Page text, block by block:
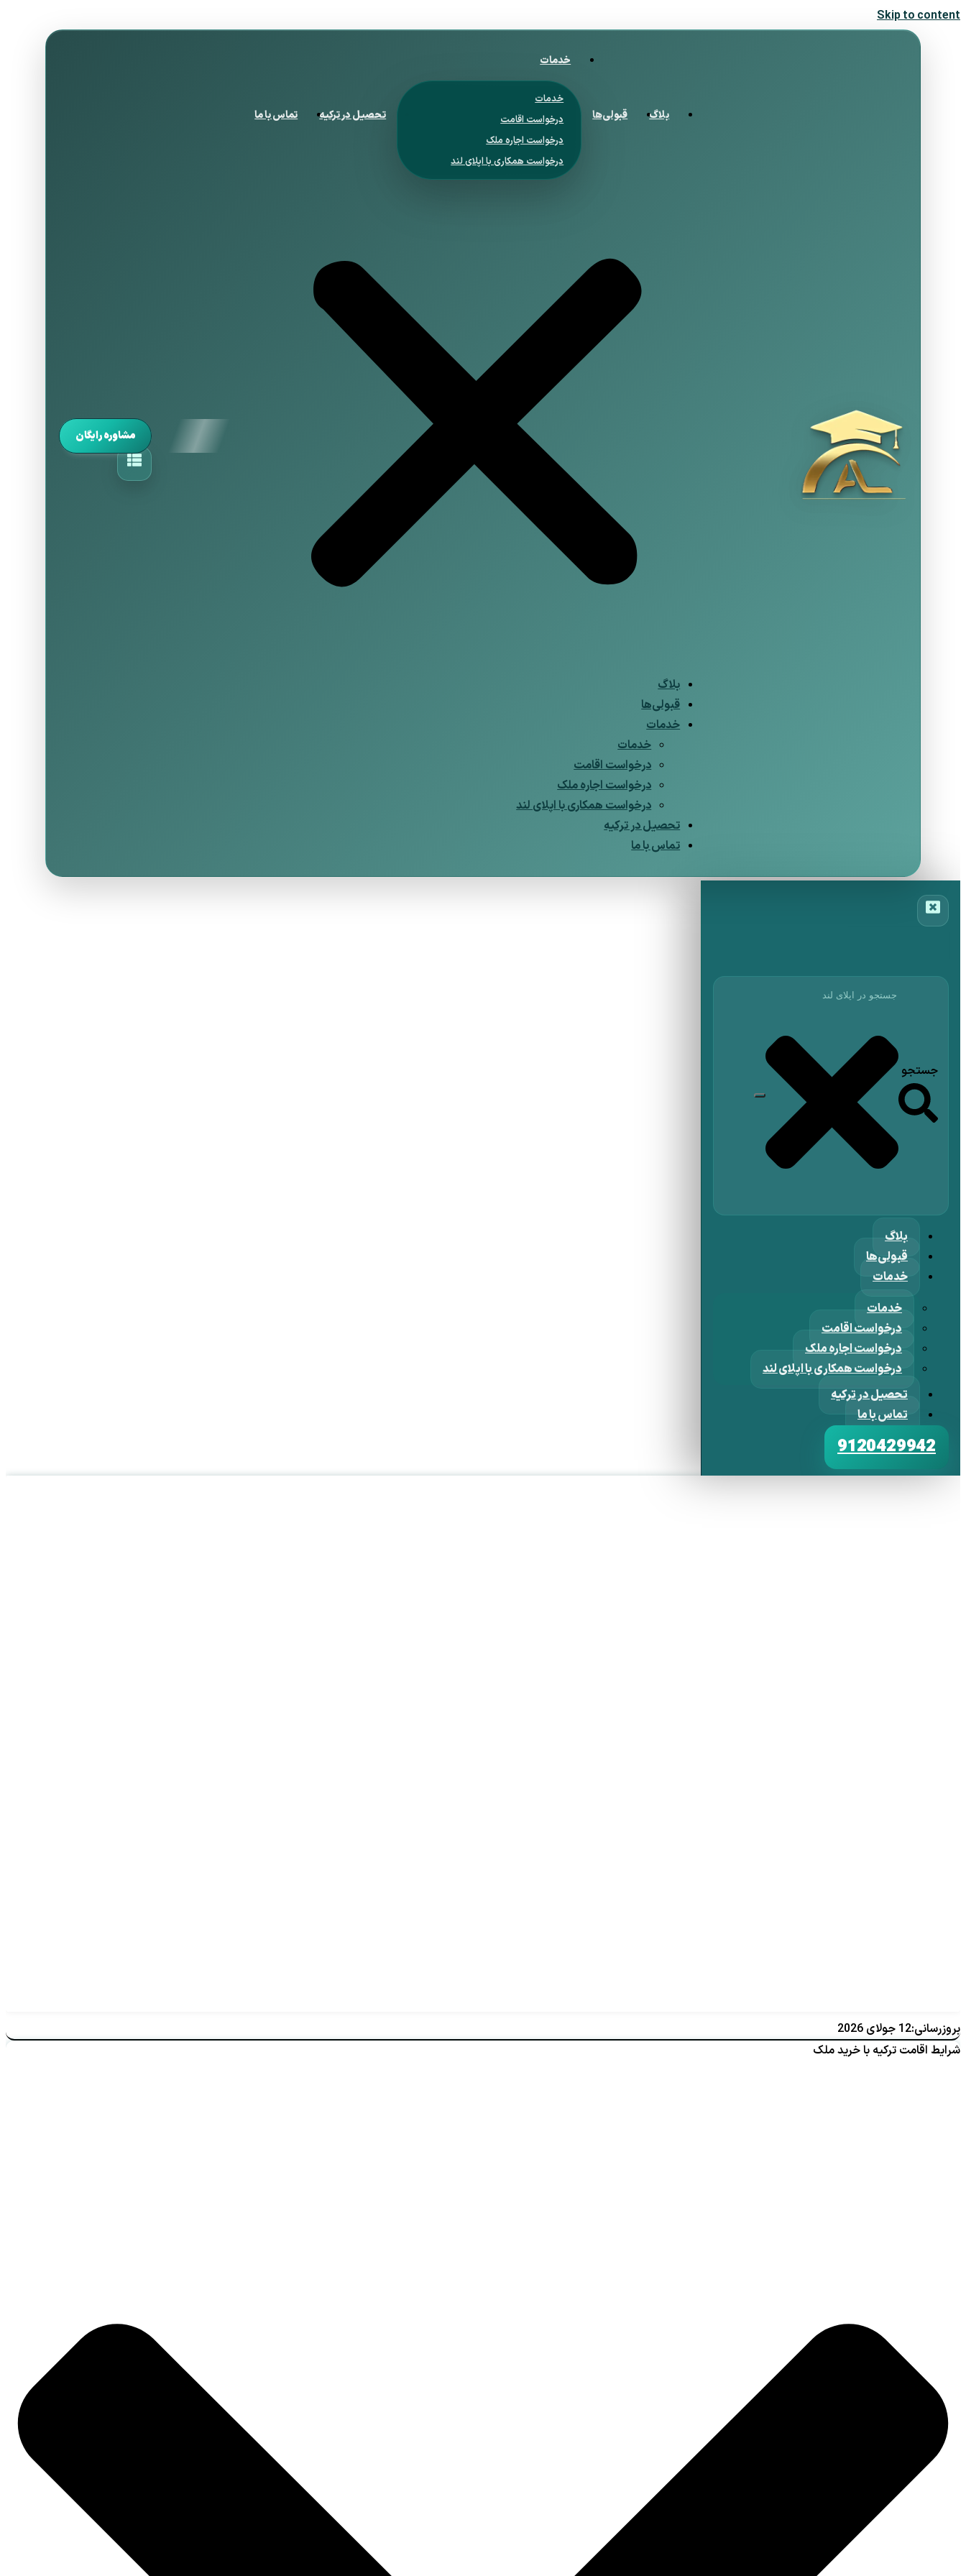
Skip to content
بلاگ قبولی‌ها
خدمات
خدمات
درخواست اقامت
درخواست اجاره ملک
درخواست همکاری با اپلای لند
تحصیل در ترکیه تماس با ما
بلاگ
قبولی‌ها
خدمات
خدمات
درخواست اقامت
درخواست اجاره ملک
درخواست همکاری با اپلای لند
تحصیل در ترکیه
تماس با ما
مشاوره رایگان
جستجو
بلاگ
قبولی‌ها
خدمات
خدمات
درخواست اقامت
درخواست اجاره ملک
درخواست همکاری با اپلای لند
تحصیل در ترکیه
تماس با ما
9120429942
بروزرسانی:12 جولای 2026
شرایط اقامت ترکیه با خرید ملک